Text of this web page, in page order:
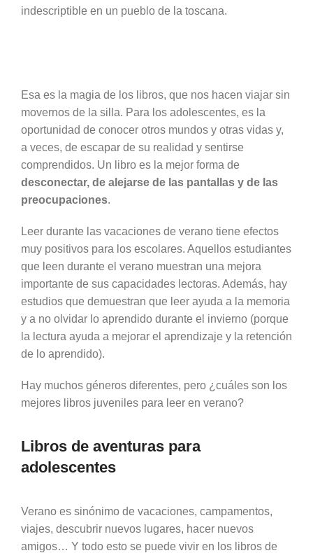
indescriptible en un pueblo de la toscana.
Esa es la magia de los libros, que nos hacen viajar sin
movernos de la silla. Para los adolescentes, es la
oportunidad de conocer otros mundos y otras vidas y,
a veces, de escapar de su realidad y sentirse
comprendidos. Un libro es la mejor forma de
desconectar, de alejarse de las pantallas y de las
preocupaciones.
Leer durante las vacaciones de verano tiene efectos
muy positivos para los escolares. Aquellos estudiantes
que leen durante el verano muestran una mejora
importante de sus capacidades lectoras. Además, hay
estudios que demuestran que leer ayuda a la memoria
y a no olvidar lo aprendido durante el invierno (porque
la lectura ayuda a mejorar el aprendizaje y la retención
de lo aprendido).
Hay muchos géneros diferentes, pero ¿cuáles son los
mejores libros juveniles para leer en verano?
Libros de aventuras para
adolescentes
Verano es sinónimo de vacaciones, campamentos,
viajes, descubrir nuevos lugares, hacer nuevos
amigos… Y todo esto se puede vivir en los libros de